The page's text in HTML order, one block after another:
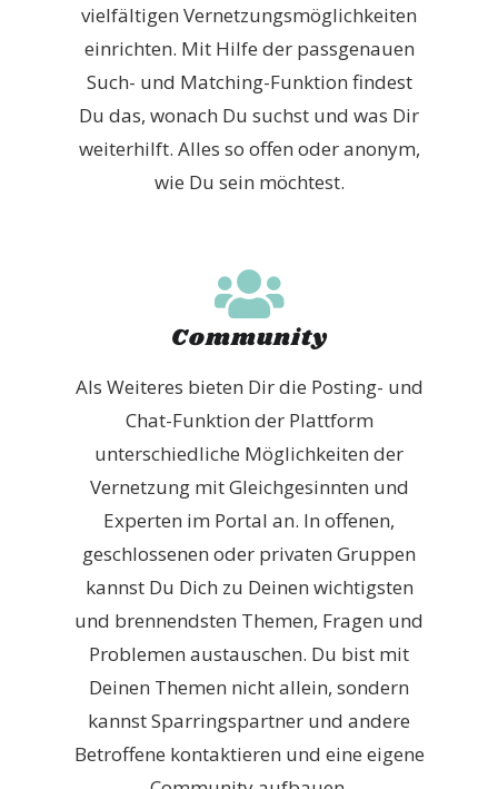
vielfältigen Vernetzungsmöglichkeiten
einrichten. Mit Hilfe der passgenauen
Such- und Matching-Funktion findest
Du das, wonach Du suchst und was Dir
weiterhilft. Alles so offen oder anonym,
wie Du sein möchtest.
Community
Als Weiteres bieten Dir die Posting- und
Chat-Funktion der Plattform
unterschiedliche Möglichkeiten der
Vernetzung mit Gleichgesinnten und
Experten im Portal an. In offenen,
geschlossenen oder privaten Gruppen
kannst Du Dich zu Deinen wichtigsten
und brennendsten Themen, Fragen und
Problemen austauschen. Du bist mit
Deinen Themen nicht allein, sondern
kannst Sparringspartner und andere
Betroffene kontaktieren und eine eigene